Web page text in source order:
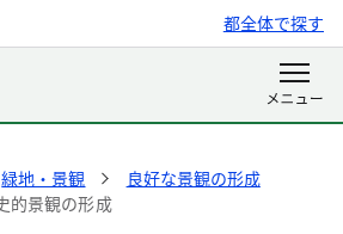
都全体で探す
緑地・景観
良好な景観の形成
的景観の形成